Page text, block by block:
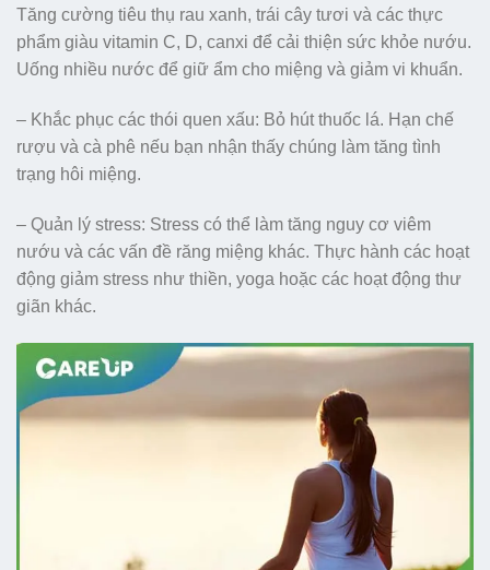
Tăng cường tiêu thụ rau xanh, trái cây tươi và các thực
phẩm giàu vitamin C, D, canxi để cải thiện sức khỏe nướu.
Uống nhiều nước để giữ ẩm cho miệng và giảm vi khuẩn.
– Khắc phục các thói quen xấu: Bỏ hút thuốc lá. Hạn chế
rượu và cà phê nếu bạn nhận thấy chúng làm tăng tình
trạng hôi miệng.
– Quản lý stress: Stress có thể làm tăng nguy cơ viêm
nướu và các vấn đề răng miệng khác. Thực hành các hoạt
động giảm stress như thiền, yoga hoặc các hoạt động thư
giãn khác.